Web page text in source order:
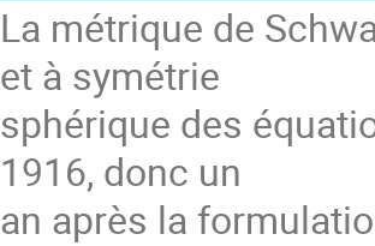
La métrique de
et à symétrie
sphérique des
1916, donc un
an après la